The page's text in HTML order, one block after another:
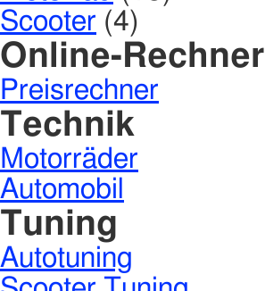
Scooter (4)
Online-Rechner
Preisrechner
Technik
Motorräder
Automobil
Tuning
Autotuning